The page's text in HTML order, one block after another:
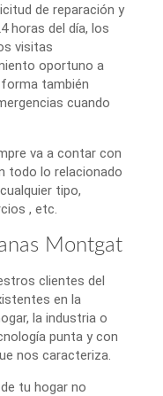
de reparación y
horas del día, los
visitas
oportuno a
también
cuando
va a contar con
todo lo relacionado
tipo,
, etc.
Montgat
clientes del
en la
la industria o
punta y con
nos caracteriza.
tu hogar no